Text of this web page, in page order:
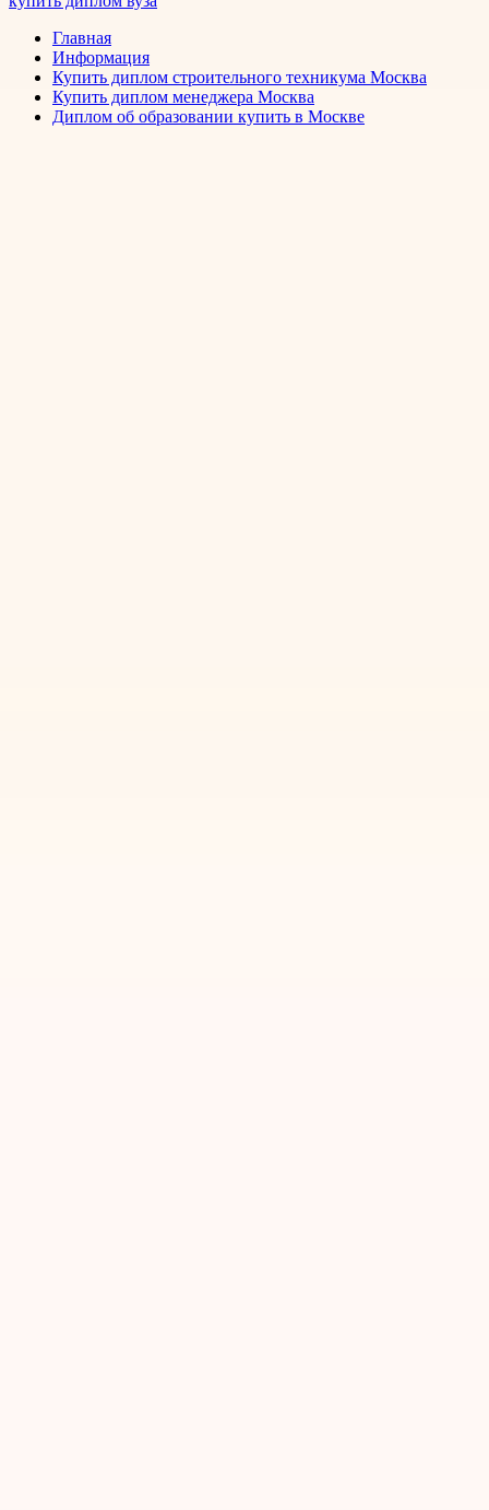
Главная
Информация
Купить диплом строительного техникума Москва
Купить диплом менеджера Москва
Диплом об образовании купить в Москве